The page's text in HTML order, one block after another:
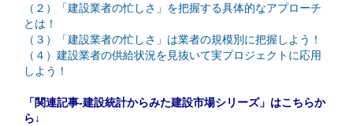
（２）「建設業者の忙しさ」を把握する具体的なアプローチ
とは！
（３）「建設業者の忙しさ」は業者の規模別に把握しよう！
（４）建設業者の供給状況を見抜いて実プロジェクトに応用
しよう！
「関連記事-建設統計からみた建設市場シリーズ」はこちらか
ら↓